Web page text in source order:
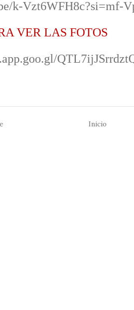
k-Vzt6WFH8c?si=mf-
VER LAS FOTOS
Inicio